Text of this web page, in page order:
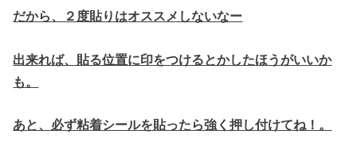
だから、２度貼りはオススメしないなー
出来れば、貼る位置に印をつけるとかしたほうがいいか
も。
あと、必ず粘着シールを貼ったら強く押し付けてね！。